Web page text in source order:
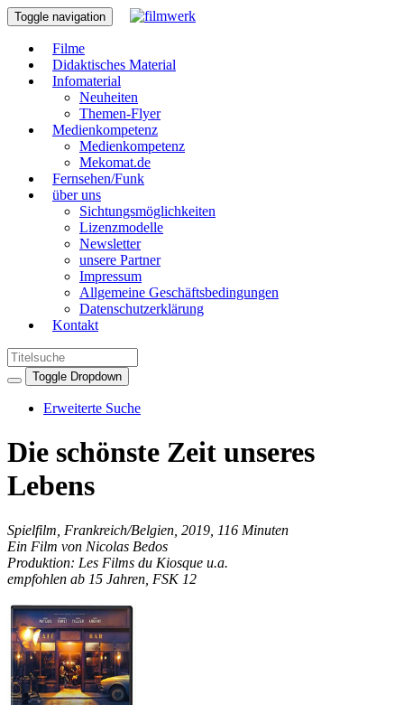
Toggle navigation
Filme
Didaktisches Material
Infomaterial
Neuheiten
Themen-Flyer
Medienkompetenz
Medienkompetenz
Mekomat.de
Fernsehen/Funk
über uns
Sichtungsmöglichkeiten
Lizenzmodelle
Newsletter
unsere Partner
Impressum
Allgemeine Geschäftsbedingungen
Datenschutzerklärung
Kontakt
Toggle Dropdown
Erweiterte Suche
Die schönste Zeit unseres
Lebens
Spielfilm, Frankreich/Belgien, 2019, 116 Minuten
Ein Film von Nicolas Bedos
Produktion: Les Films du Kiosque u.a.
empfohlen ab 15 Jahren, FSK 12